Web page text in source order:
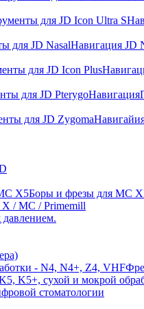
для JD Icon Ultra S
для JD NasalНавигация JD
для JD Icon Plus
для JD PterygoНавигация
для JD Zygoma
X5Боры и фрезы для MC
/ MC / Primemill
- N4, N4+, Z4, VHF
K5+, сухой и мокрой
стоматологии